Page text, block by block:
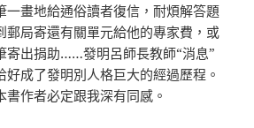
一畫地給通俗讀者復信，耐煩解答題
郵局寄還有關單元給他的專家費，或
寄出捐助……發明呂師長教師“消息”
好成了發明別人格巨大的經過歷程。
作者必定跟我深有同感。